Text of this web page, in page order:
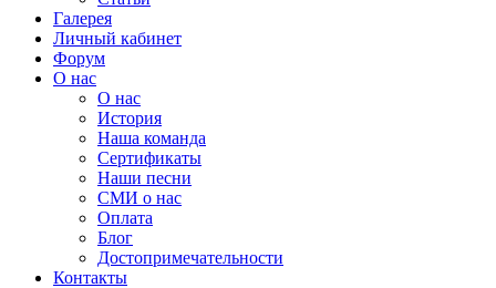
Галерея
Личный кабинет
Форум
О нас
О нас
История
Наша команда
Сертификаты
Наши песни
СМИ о нас
Оплата
Блог
Достопримечательности
Контакты